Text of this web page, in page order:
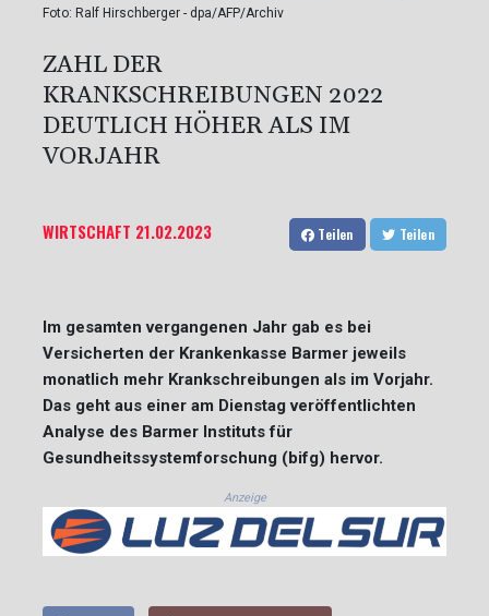
Foto: Ralf Hirschberger - dpa/AFP/Archiv
ZAHL DER
KRANKSCHREIBUNGEN 2022
DEUTLICH HÖHER ALS IM
VORJAHR
WIRTSCHAFT 21.02.2023 Teilen Teilen
Im gesamten vergangenen Jahr gab es bei
Versicherten der Krankenkasse Barmer jeweils
monatlich mehr Krankschreibungen als im Vorjahr.
Das geht aus einer am Dienstag veröffentlichten
Analyse des Barmer Instituts für
Gesundheitssystemforschung (bifg) hervor.
Anzeige